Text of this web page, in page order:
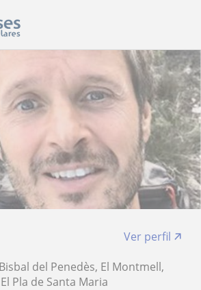
Ver perfil
del Penedès, El Montmell,
Pla de Santa Maria